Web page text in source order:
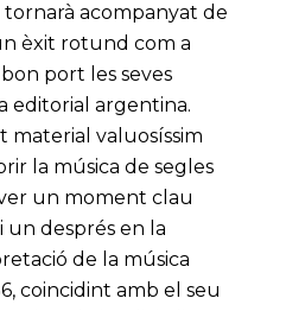
acompanyat de
èxit rotund com a
port les seves
editorial argentina.
material valuosíssim
la música de segles
un moment clau
un després en la
de la música
coincidint amb el seu